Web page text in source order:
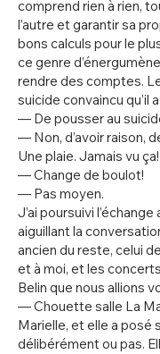
comprend rien à rien,
l’autre et garantir sa
bons calculs pour le
ce genre
rendre des comptes.
suicide convaincu qu’il
— De pousser au
— Non, d’avoir raison,
Une plaie. Jamais vu ça!
— Change de boulot!
— Pas moyen.
J’ai poursuivi
aiguillant la
ancien du reste, celui
et à moi, et les
Belin que nous allions
— Chouette salle La
Marielle, et elle a posé
délibérément ou pas.